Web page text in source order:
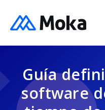
Guía
software